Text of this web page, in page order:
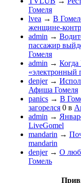
Гомеля
lvea → В
женщине-
admin →
пассажир
Гомеля
admin → Когда
«электронный
denjer→
Афиша Гомеля
panics → В
загорелся 0 в
admin →
LiveGomel
mandarin →
mandarin
denjer→ О
Гомель